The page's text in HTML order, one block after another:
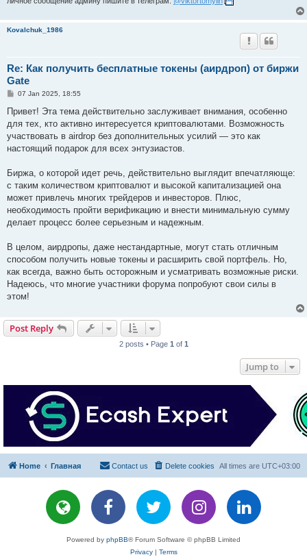
Kovalchuk_1986
Re: Как получить бесплатные токены (аирдроп) от биржи
Gate
P
s
07 Jan 2025, 18:55
Привет! Эта тема действительно заслуживает внимания, особенно
для тех, кто активно интересуется криптовалютами. Возможность
участвовать в airdrop без дополнительных усилий — это как
настоящий подарок для всех энтузиастов.
Биржа, о которой идет речь, действительно выглядит впечатляюще:
с таким количеством криптовалют и высокой капитализацией она
может привлечь многих трейдеров и инвесторов. Плюс,
необходимость пройти верификацию и внести минимальную сумму
делает процесс более серьезным и надежным.
В целом, аирдропы, даже нестандартные, могут стать отличным
способом получить новые токены и расширить свой портфель. Но,
как всегда, важно быть осторожным и усматривать возможные риски.
Надеюсь, что многие участники форума попробуют свои силы в
этом!
Post Reply
2 posts • Page 1 of 1
Jump to
Home Главная All times are UTC+03:00
Delete cookies
Contact us
Powered by phpBB® Forum Software © phpBB Limited
Privacy| Terms